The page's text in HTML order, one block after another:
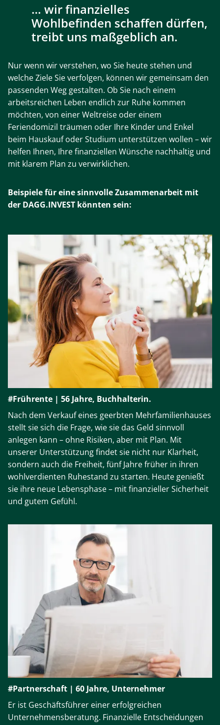
wir finanzielles
Wohlbefinden schaffen dürfen,
treibt uns maßgeblich an.
Nur wenn wir verstehen, wo Sie heute stehen und
welche Ziele Sie verfolgen, können wir gemeinsam den
passenden Weg gestalten. Ob Sie nach einem
arbeitsreichen Leben endlich zur Ruhe kommen
möchten, von einer Weltreise oder einem
Feriendomizil träumen oder Ihre Kinder und Enkel
beim Hauskauf oder Studium unterstützen wollen – wir
helfen Ihnen, Ihre finanziellen Wünsche nachhaltig und
mit klarem Plan zu verwirklichen.
Beispiele für eine sinnvolle Zusammenarbeit mit
der DAGG.INVEST könnten sein:
#Frührente | 56 Jahre, Buchhalterin.
Nach dem Verkauf eines geerbten Mehrfamilienhauses
stellt sie sich die Frage, wie sie das Geld sinnvoll
anlegen kann – ohne Risiken, aber mit Plan. Mit
unserer Unterstützung findet sie nicht nur Klarheit,
sondern auch die Freiheit, fünf Jahre früher in ihren
wohlverdienten Ruhestand zu starten. Heute genießt
sie ihre neue Lebensphase – mit finanzieller Sicherheit
und gutem Gefühl.
#Partnerschaft | 60 Jahre, Unternehmer
Er ist Geschäftsführer einer erfolgreichen
Unternehmensberatung. Finanzielle Entscheidungen